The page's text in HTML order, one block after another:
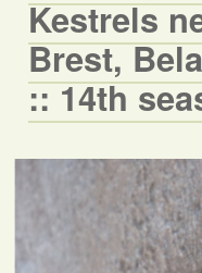
Kestrels
Brest,
:: 14th